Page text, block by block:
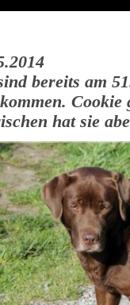
bereits am
hat sie